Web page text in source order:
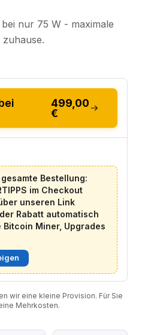
nur 75 W - maximale
499,00
€
Bestellung:
im Checkout
unseren Link
Rabatt automatisch
Miner, Upgrades
wir eine kleine Provision. Für Sie
Mehrkosten.